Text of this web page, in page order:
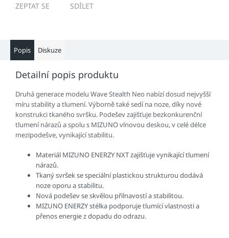
ZEPTAT SE SDÍLET
Popis Diskuze
Detailní popis produktu
Druhá generace modelu Wave Stealth Neo nabízí dosud nejvyšší
míru stability a tlumení. Výborně také sedí na noze, díky nové
konstrukci tkaného svršku. Podešev zajišťuje bezkonkurenční
tlumení nárazů a spolu s MIZUNO vlnovou deskou, v celé délce
mezipodešve, vynikající stabilitu.
Materiál MIZUNO ENERZY NXT zajišťuje vynikající tlumení
nárazů.
Tkaný svršek se speciální plastickou strukturou dodává
noze oporu a stabilitu.
Nová podešev se skvělou přilnavostí a stabilitou.
MIZUNO ENERZY stélka podporuje tlumící vlastnosti a
přenos energie z dopadu do odrazu.